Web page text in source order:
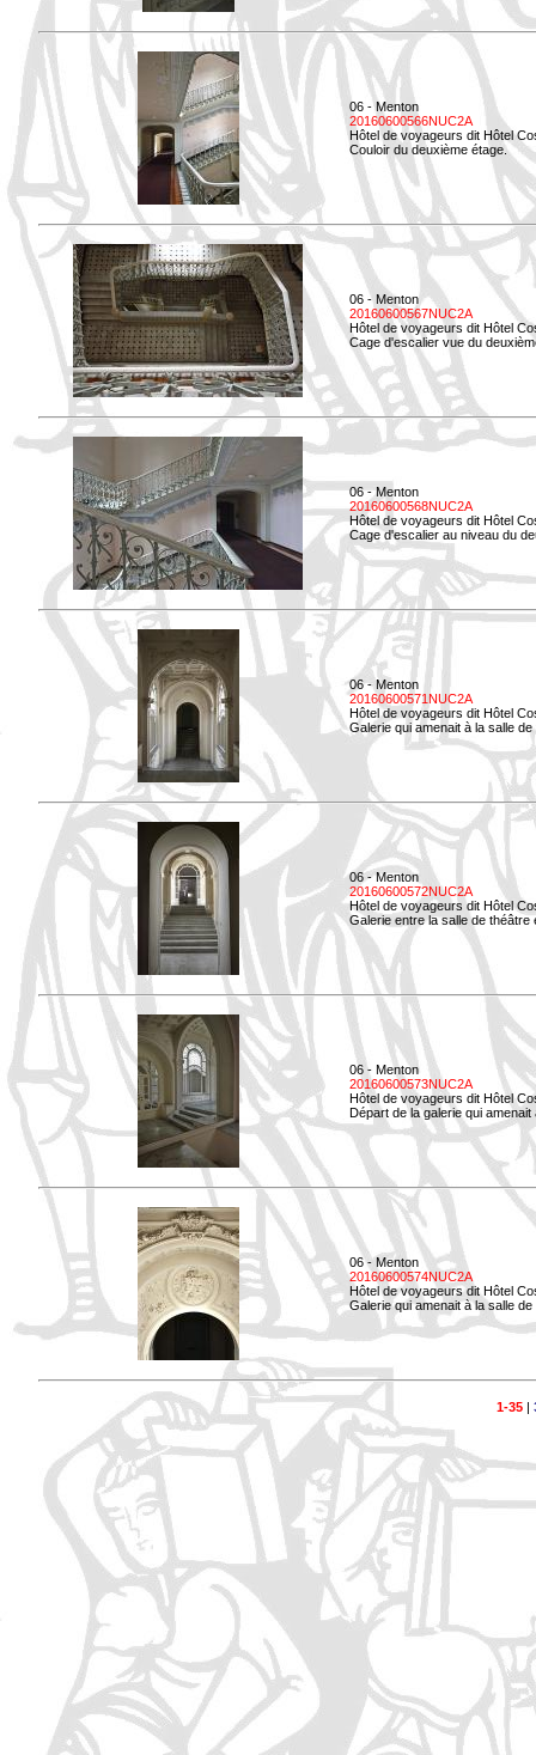
06 - Menton
20160600566NUC2A
Hôtel de voyageurs dit Hôtel
Couloir du deuxième étage.
06 - Menton
20160600567NUC2A
Hôtel de voyageurs dit Hôtel
Cage d'escalier vue du
06 - Menton
20160600568NUC2A
Hôtel de voyageurs dit Hôtel
Cage d'escalier au niveau du
06 - Menton
20160600571NUC2A
Hôtel de voyageurs dit Hôtel
Galerie qui amenait à la salle de
06 - Menton
20160600572NUC2A
Hôtel de voyageurs dit Hôtel
Galerie entre la salle de théâtre
06 - Menton
20160600573NUC2A
Hôtel de voyageurs dit Hôtel
Départ de la galerie qui
06 - Menton
20160600574NUC2A
Hôtel de voyageurs dit Hôtel
Galerie qui amenait à la salle
1-35|